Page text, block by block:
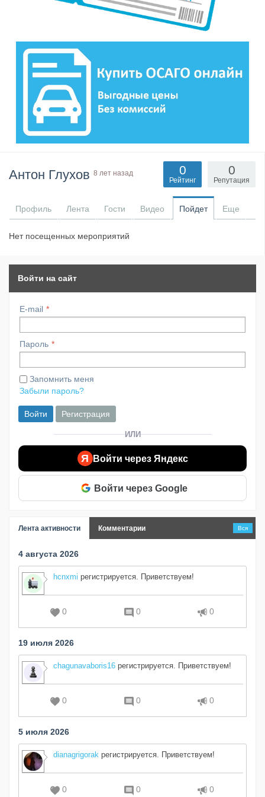
Антон Глухов 8 лет назад 0
Репутация
0
Рейтинг
Профиль Лента Гости Видео Пойдет Еще
Нет посещенных мероприятий
Войти на сайт
E-mail
Пароль
Запомнить меня
Забыли пароль?
Войти Регистрация
ИЛИ
Я Войти через Яндекс
Войти через Google
Лента активности Комментарии Вся
4 августа 2026
hcnxmi регистрируется. Приветствуем!
0 0 0
19 июля 2026
chagunavaboris16 регистрируется. Приветствуем!
0 0 0
5 июля 2026
dianagrigorak регистрируется. Приветствуем!
0 0 0